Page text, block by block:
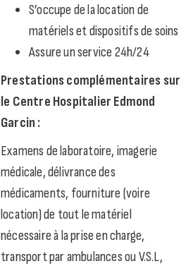
S’occupe de la location de
matériels et dispositifs de soins
Assure un service 24h/24
Prestations complémentaires sur
le Centre Hospitalier Edmond
Garcin :
Examens de laboratoire, imagerie
médicale, délivrance des
médicaments, fourniture (voire
location) de tout le matériel
nécessaire à la prise en charge,
transport par ambulances ou V.S.L,